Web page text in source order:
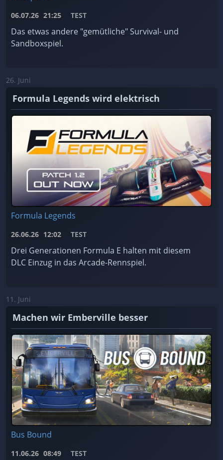
06.07.26 21:25 TEST
Das etwas andere "gemütliche" Survival- und
Sandboxspiel.
26. Juni
Formula Legends wird elektrisch
Formula Legends
26.06.26 12:02 TEST
Drei Generationen Formula E halten mit diesem
DLC Einzug in das Arcade-Rennspiel.
11. Juni
Machen wir Emberville besser
Bus Bound
11.06.26 08:49 TEST